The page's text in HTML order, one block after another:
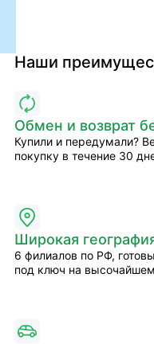
Наши
Обмен и возврат
Купили и передумали?
покупку в течение 30
Широкая
6 филиалов по РФ,
под ключ на